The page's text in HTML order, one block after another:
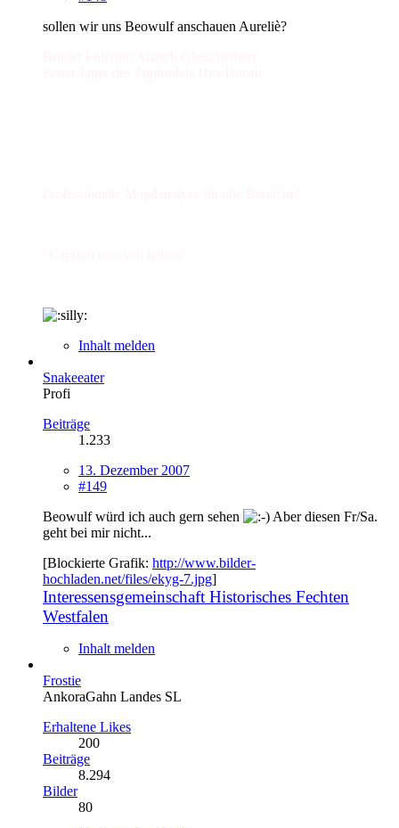
sollen wir uns Beowulf anschauen Aureliè?
Inhalt melden
Snakeeater
Profi
Beiträge
1.233
13. Dezember 2007
#149
Beowulf würd ich auch gern sehen
Aber diesen Fr/Sa.
geht bei mir nicht...
[Blockierte Grafik: http://www.bilder-
hochladen.net/files/ekyg-7.jpg]
Interessensgemeinschaft Historisches Fechten
Westfalen
Inhalt melden
Frostie
AnkoraGahn Landes SL
Erhaltene Likes
200
Beiträge
8.294
Bilder
80